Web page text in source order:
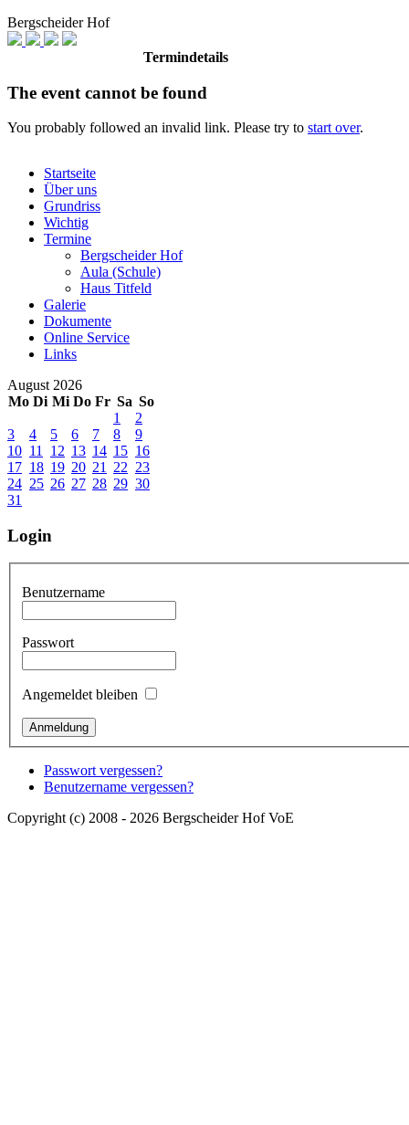
Bergscheider Hof
Termindetails
The event cannot be found
You probably followed an invalid link. Please try to start over.
Startseite
Über uns
Grundriss
Wichtig
Termine
Bergscheider Hof
Aula (Schule)
Haus Titfeld
Galerie
Dokumente
Online Service
Links
August 2026
Mo Di Mi Do Fr Sa So
1
2
3
4 5 6 7 8
9
10 11 12 13 14 15 16
17 18 19 20 21 22 23
24 25 26 27 28 29 30
31
Login
Benutzername
Passwort
Angemeldet bleiben
Passwort vergessen?
Benutzername vergessen?
Copyright (c) 2008 - 2026 Bergscheider Hof VoE